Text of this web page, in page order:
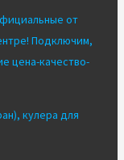
от
Подключим,
цена-качество-
кулера для